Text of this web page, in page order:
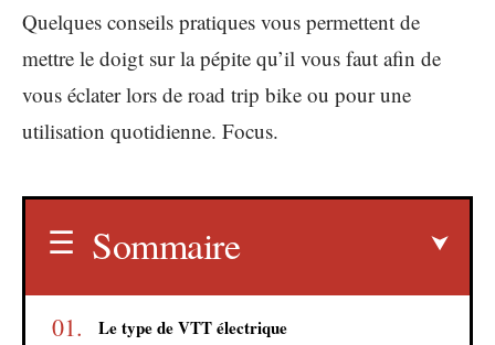
Quelques conseils pratiques vous permettent de
mettre le doigt sur la pépite qu’il vous faut afin de
vous éclater lors de road trip bike ou pour une
utilisation quotidienne. Focus.
Sommaire
Le type de VTT électrique